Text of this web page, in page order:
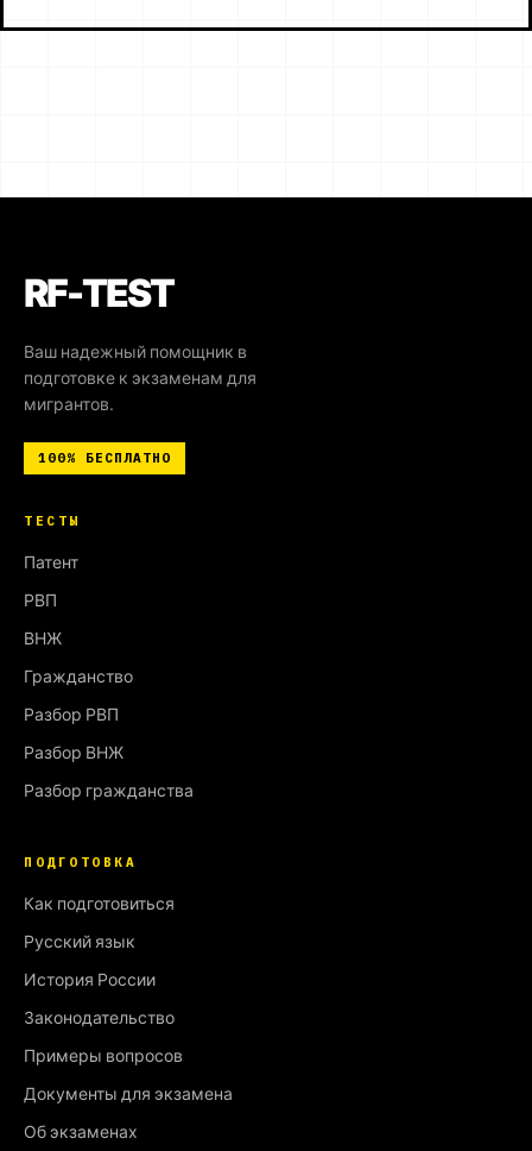
RF-TEST
Ваш надежный помощник в
подготовке к экзаменам для
мигрантов.
100% БЕСПЛАТНО
ТЕСТЫ
Патент
РВП
ВНЖ
Гражданство
Разбор РВП
Разбор ВНЖ
Разбор гражданства
ПОДГОТОВКА
Как подготовиться
Русский язык
История России
Законодательство
Примеры вопросов
Документы для экзамена
Об экзаменах